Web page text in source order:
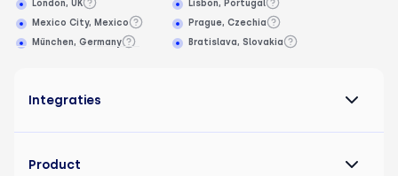
London, UK
Mexico City, Mexico
München, Germany
Lisbon, Portugal
Prague, Czechia
Bratislava, Slovakia
Integraties
Product